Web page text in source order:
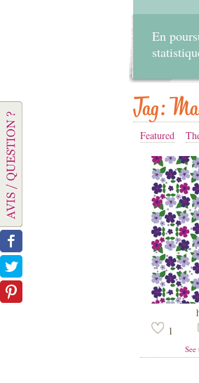
En
Tag:
Featured
1